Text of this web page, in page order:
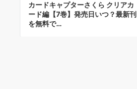
カードキャプターさくら クリアカ
ード編【7巻】発売日いつ？最新刊
を無料で…